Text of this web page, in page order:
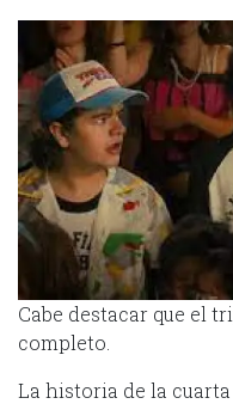
Cabe destacar que el
completo.
La historia de la